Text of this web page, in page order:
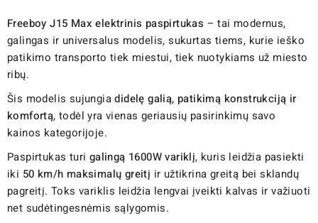
Freeboy J15 Max elektrinis paspirtukas – tai modernus,
galingas ir universalus modelis, sukurtas tiems, kurie ieško
patikimo transporto tiek miestui, tiek nuotykiams už miesto
ribų.
Šis modelis sujungiadidelę galią, patikimą konstrukciją ir
komfortą, todėl yra vienas geriausių pasirinkimų savo
kainos kategorijoje.
Paspirtukas turi galingą 1600W variklį, kuris leidžia pasiekti
iki 50 km/h maksimalų greitį ir užtikrina greitą bei sklandų
pagreitį. Toks variklis leidžia lengvai įveikti kalvas ir važiuoti
net sudėtingesnėmis sąlygomis.